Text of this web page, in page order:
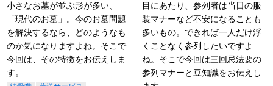
小さなお墓が並ぶ形が多い、
「現代のお墓」。今のお墓問題
を解決するなら、どのようなも
のか気になりますよね。そこで
今回は、その特徴をお伝えしま
す。
目にあたり、参列者は当日の服
装マナーなど不安になることも
多いもの。できれば一人だけ浮
くことなく参列したいですよ
ね。そこで今回は三回忌法要の
参列マナーと豆知識をお伝えし